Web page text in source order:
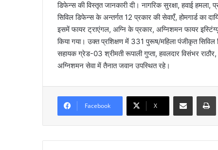
डिफेन्स की विस्तृत जानकारी दी। नागरिक सुरक्षा, हवाई
सिविल डिफेन्स के अन्तर्गत 12 प्रकार की सेवाएँ, होमगार्ड का
इसमें फायर ट्राएंगल, अग्नि के प्रकार, अग्निशमन फायर
किया गया। उक्त प्रशिक्षण में 331 पुरूष/महिला पंजीकृत सिविल
सहायक ग्रेड-03 श्रीमती रूपाली गुप्ता, हवलदार विसंभर
अग्निशमन सेवा में तैनात जवान उपस्थित रहे।
Facebook X